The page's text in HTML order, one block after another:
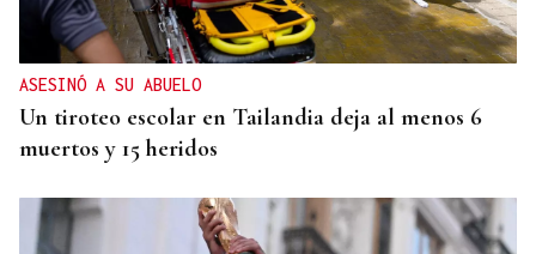
ASESINÓ A SU ABUELO
Un tiroteo escolar en Tailandia deja al menos 6
muertos y 15 heridos